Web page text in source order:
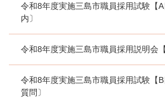
令和8年度実施三島市職員採用試験【
内〕
令和8年度実施三島市職員採用説明会【
令和8年度実施三島市職員採用試験【
質問〕